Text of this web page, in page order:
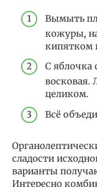
Вымыть
кожуры,
кипятком
С яблочка
восковая.
целиком.
Всё
сладости
варианты
Интересно